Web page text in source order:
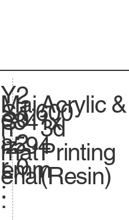
Y
e
a
r
:
Mai
n
mat
erial
:
S
.
S
iz
e.
2
0
2
0
1:600
841x
594
mm
Acrylic &
3d
Printing
(Resin)